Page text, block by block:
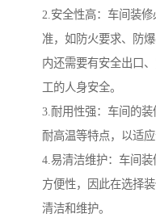
2.安全性高：车间装
准，如防火要求、防
内还需要有安全出口
工的人身安全。
3.耐用性强：车间的装
耐高温等特点，以适
4.易清洁维护：车间
方便性，因此在选择
清洁和维护。